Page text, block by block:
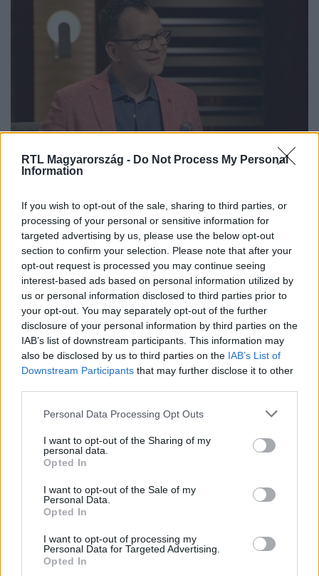
RTL Magyarország - Do Not Process My Personal
Information
If you wish to opt-out of the sale, sharing to third parties, or
processing of your personal or sensitive information for
targeted advertising by us, please use the below opt-out
section to confirm your selection. Please note that after your
opt-out request is processed you may continue seeing
interest-based ads based on personal information utilized by
us or personal information disclosed to third parties prior to
your opt-out. You may separately opt-out of the further
disclosure of your personal information by third parties on the
IAB’s list of downstream participants. This information may
also be disclosed by us to third parties on the IAB’s List of
Downstream Participants that may further disclose it to other
Please note that this website/app uses one or more Google
not limited to your visit or usage behaviour. You may click to
grant or deny consent to Google and its third-party tags to
use your data for below specified purposes in below Google
consent section.
Personal Data Processing Opt Outs
I want to opt-out of the Sharing of my
personal data.
Opted In
I want to opt-out of the Sale of my
Personal Data.
Opted In
I want to opt-out of processing my
Personal Data for Targeted Advertising.
Opted In
fiatal vállalkozók elárulták, milyen hatással van közös
vállalkozásuk a párkapcsolatukra.
2024. február 11. 19:40
kürtőskaláccsal és antik telefonba épített
kamerával akartak Cápát fogni a vállalkozók
A Cápák között 7. évadának 6. részében megismerhettük
a Kürtős Legenda, a Cricks, a Memoring és a Fraxinea
vállalkozást is. A befektetők közül Balogh Petya volt most
az egyetlen, aki a négy vállalkozó egyikének üzleti
ajánlatot tett.
2:58
Cápák között
Orbók Ilona a gombabőr vállalkozás 100%-át
akarta megszerezni, de végül Balogh Petya